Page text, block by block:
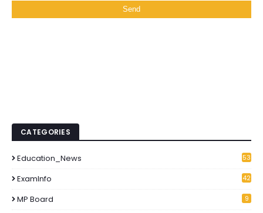
CATEGORIES
Education_News
53
ExamInfo
42
MP Board 9